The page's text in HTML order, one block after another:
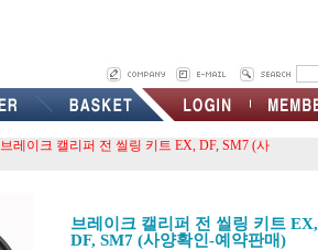
브레이크 캘리퍼 전 씰링 키트 EX, DF, SM7 (사
브레이크 캘리퍼 전 씰링 키트 EX,
DF, SM7 (사양확인-예약판매)